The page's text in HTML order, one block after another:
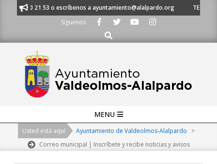
91 620 21 53 o escríbenos a ayuntamiento@alalpardo.org
TE
Síguenos
Buscar
Navigation
MENU
Usted está aquí Ayuntamiento de Valdeolmos-Alalpardo
>
Correo municipal | Inscríbete y recibe noticias y avisos